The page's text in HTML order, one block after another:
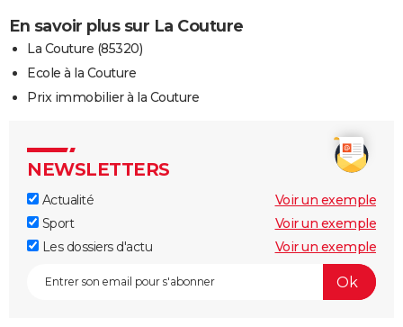
En savoir plus sur La Couture
La Couture (85320)
Ecole à la Couture
Prix immobilier à la Couture
NEWSLETTERS
Actualité
Voir un exemple
Sport
Voir un exemple
Les dossiers d'actu
Voir un exemple